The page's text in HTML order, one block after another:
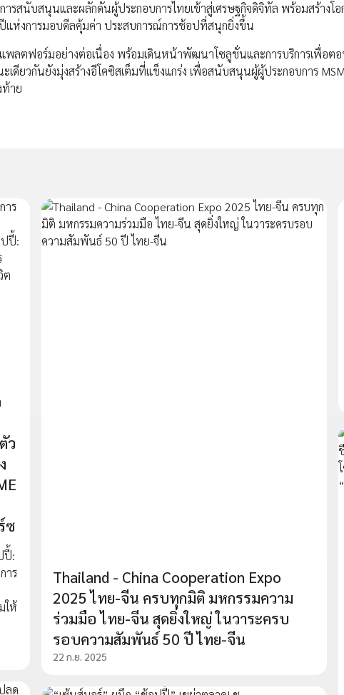
สนับสนุนและผลักดันผู้ประกอบการไทยเข้าสู่เศรษฐกิจดิจิทัล พร้อมสร้างโอ
แห่งการมอบดีลคุ้มค่า ประสบการณ์การช้อปที่สนุกยิ่งขึ้น
ลตฟอร์มอย่างต่อเนื่อง พร้อมเดินหน้าพัฒนาโซลูชั่นและการบริการเพื่อตอ
ดียวกันยังมุ่งสร้างอีโคซิสเต็มที่แข็งแกร่ง เพื่อสนับสนุนผู้ผู้ประกอบการ
ท้าย
ว
ซ
ปี้:
าร
ให้
Thailand - China Cooperation Expo
2025 ไทย-จีน ครบทุกมิติ มหกรรมความ
ร่วมมือ ไทย-จีน สุดยิ่งใหญ่ ในวาระครบ
รอบความสัมพันธ์ 50 ปี ไทย-จีน
22 ก.ย. 2025